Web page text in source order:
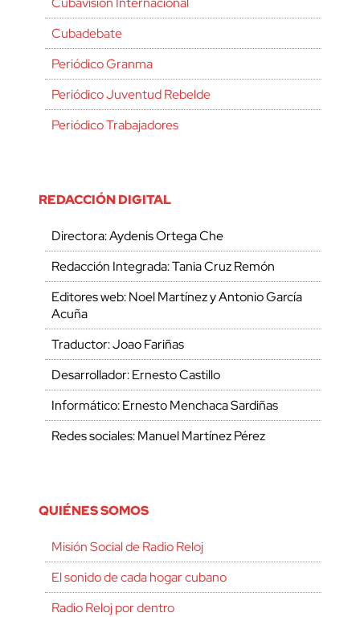
Cubadebate
Periódico Granma
Periódico Juventud Rebelde
Periódico Trabajadores
REDACCIÓN DIGITAL
Directora: Aydenis Ortega Che
Redacción Integrada: Tania Cruz Remón
Editores web: Noel Martínez y Antonio García
Acuña
Traductor: Joao Fariñas
Desarrollador: Ernesto Castillo
Informático: Ernesto Menchaca Sardiñas
Redes sociales: Manuel Martínez Pérez
QUIÉNES SOMOS
Misión Social de Radio Reloj
El sonido de cada hogar cubano
Radio Reloj por dentro